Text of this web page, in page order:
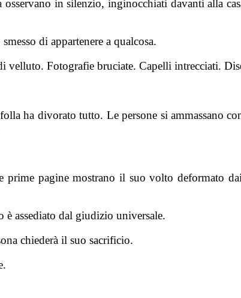
in silenzio, inginocchiati davanti alla
di appartenere a qualcosa.
velluto. Fotografie bruciate. Capelli intrecciati.
ha divorato tutto. Le persone si ammassano
pagine mostrano il suo volto deformato
è assediato dal giudizio universale.
chiederà il suo sacrificio.